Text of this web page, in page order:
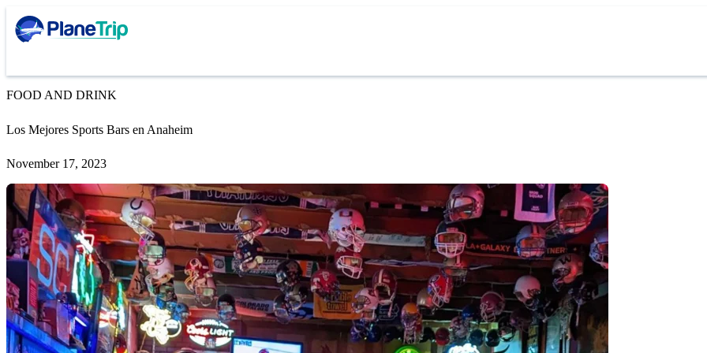
FOOD AND DRINK
Los Mejores Sports Bars en Anaheim
November 17, 2023